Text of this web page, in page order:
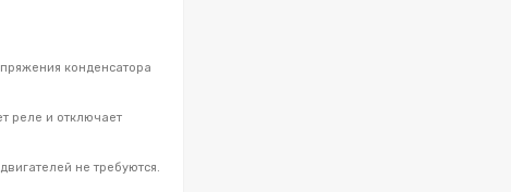
конденсатора
реле и отключает
не требуются.